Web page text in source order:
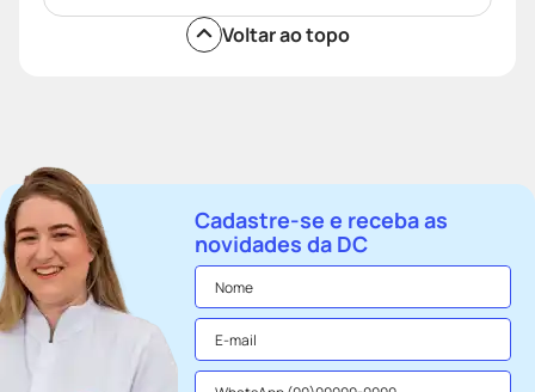
Voltar ao topo
Cadastre-se e receba as
novidades da DC